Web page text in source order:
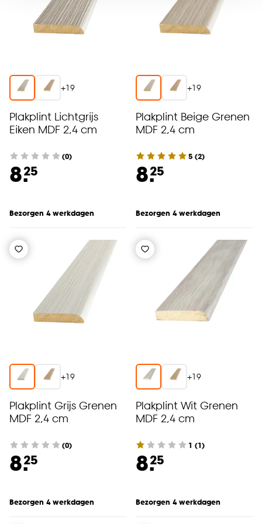
voor kiezen om bepaalde cookies wel of niet te
accepteren door op ‘Cookies aanpassen’ te
klikken.
kan aanpassen, bekijk hiervoor onze
cookieverklaring
+19
Plakplint Lichtgrijs
Eiken MDF 2,4 cm
(0)
8.25
Bezorgen 4 werkdagen
+19
Plakplint Beige Grenen
MDF 2,4 cm
5 (2)
8.25
Bezorgen 4 werkdagen
+19
Plakplint Grijs Grenen
MDF 2,4 cm
(0)
8.25
Bezorgen 4 werkdagen
+19
Plakplint Wit Grenen
MDF 2,4 cm
1 (1)
8.25
Bezorgen 4 werkdagen